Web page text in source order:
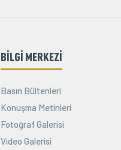
BİLGİ MERKEZİ
Basın Bültenleri
Konuşma Metinleri
Fotoğraf Galerisi
Video Galerisi